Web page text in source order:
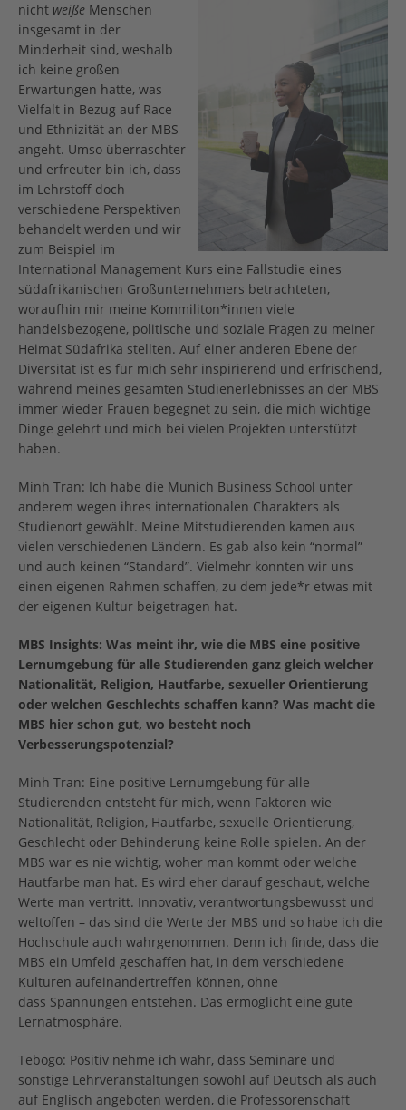
nicht weiße Menschen
insgesamt in der
Minderheit sind, weshalb
ich keine großen
Erwartungen hatte, was
Vielfalt in Bezug auf Race
und Ethnizität an der MBS
angeht. Umso überraschter
und erfreuter bin ich, dass
im Lehrstoff doch
verschiedene Perspektiven
behandelt werden und wir
zum Beispiel im
International Management Kurs eine Fallstudie eines
südafrikanischen Großunternehmers betrachteten,
woraufhin mir meine Kommiliton*innen viele
handelsbezogene, politische und soziale Fragen zu meiner
Heimat Südafrika stellten. Auf einer anderen Ebene der
Diversität ist es für mich sehr inspirierend und erfrischend,
während meines gesamten Studienerlebnisses an der MBS
immer wieder Frauen begegnet zu sein, die mich wichtige
Dinge gelehrt und mich bei vielen Projekten unterstützt
haben.
Minh Tran: Ich habe die Munich Business School unter
anderem wegen ihres internationalen Charakters als
Studienort gewählt. Meine Mitstudierenden kamen aus
vielen verschiedenen Ländern. Es gab also kein “normal”
und auch keinen “Standard”. Vielmehr konnten wir uns
einen eigenen Rahmen schaffen, zu dem jede*r etwas mit
der eigenen Kultur beigetragen hat.
MBS Insights: Was meint ihr, wie die MBS eine positive
Lernumgebung für alle Studierenden ganz gleich welcher
Nationalität, Religion, Hautfarbe, sexueller Orientierung
oder welchen Geschlechts schaffen kann? Was macht die
MBS hier schon gut, wo besteht noch
Verbesserungspotenzial?
Minh Tran: Eine positive Lernumgebung für alle
Studierenden entsteht für mich, wenn Faktoren wie
Nationalität, Religion, Hautfarbe, sexuelle Orientierung,
Geschlecht oder Behinderung keine Rolle spielen. An der
MBS war es nie wichtig, woher man kommt oder welche
Hautfarbe man hat. Es wird eher darauf geschaut, welche
Werte man vertritt. Innovativ, verantwortungsbewusst und
weltoffen – das sind die Werte der MBS und so habe ich die
Hochschule auch wahrgenommen. Denn ich finde, dass die
MBS ein Umfeld geschaffen hat, in dem verschiedene
Kulturen aufeinandertreffen können, ohne
dass Spannungen entstehen. Das ermöglicht eine gute
Lernatmosphäre.
Tebogo: Positiv nehme ich wahr, dass Seminare und
sonstige Lehrveranstaltungen sowohl auf Deutsch als auch
auf Englisch angeboten werden, die Professorenschaft